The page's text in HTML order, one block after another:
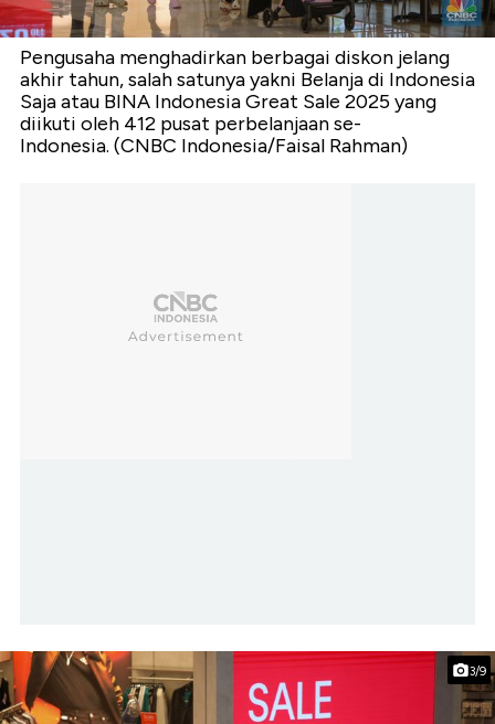
Pengusaha menghadirkan berbagai diskon jelang
akhir tahun, salah satunya yakni Belanja di Indonesia
Saja atau BINA Indonesia Great Sale 2025 yang
diikuti oleh 412 pusat perbelanjaan se-
Indonesia. (CNBC Indonesia/Faisal Rahman)
3/9